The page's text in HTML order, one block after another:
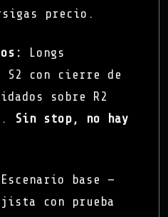
precio.
Longs
S2 con cierre de
sobre R2
Sin stop, no hay
Escenario base —
con prueba